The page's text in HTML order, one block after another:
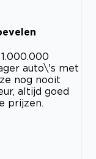
auto\'s met
nog nooit
altijd goed
prijzen.